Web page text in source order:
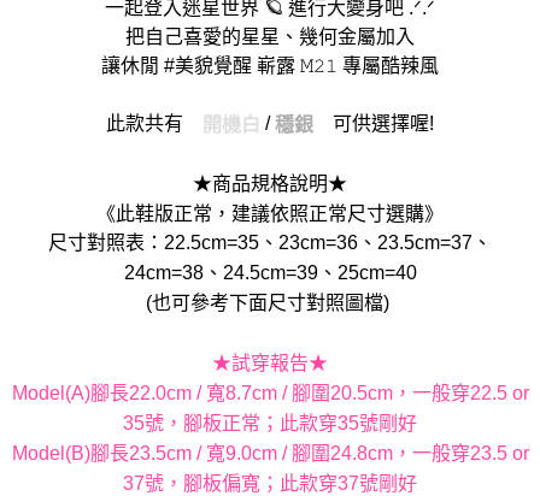
一起登入迷星世界 🪐 進行大變身吧 .ᐟ.ᐟ
把自己喜愛的星星、幾何金屬加入
讓休閒 #美貌覺醒 嶄露 𝙼𝟸𝟷 專屬酷辣風
此款共有 開機白 /穩銀 可供選擇喔!
★商品規格說明★
《此鞋版正常，建議依照正常尺寸選購》
尺寸對照表：22.5cm=35、23cm=36、23.5cm=37、
24cm=38、24.5cm=39、25cm=40
(也可參考下面尺寸對照圖檔)
★試穿報告★
Model(A)腳長22.0cm / 寬8.7cm / 腳圍20.5cm，一般穿22.5 or
35號，腳板正常；此款穿35號剛好
Model(B)腳長23.5cm / 寬9.0cm / 腳圍24.8cm，一般穿23.5 or
37號，腳板偏寬；此款穿37號剛好